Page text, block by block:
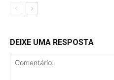
DEIXE UMA RESPOSTA